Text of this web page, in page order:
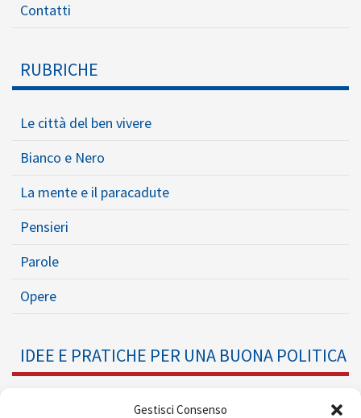
Gestisci Consenso
Contatti
RUBRICHE
Le città del ben vivere
Bianco e Nero
La mente e il paracadute
Pensieri
Parole
Opere
IDEE E PRATICHE PER UNA BUONA POLITICA